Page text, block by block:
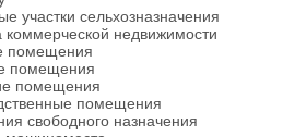
участки сельхозназначения
коммерческой недвижимости
помещения
помещения
помещения
помещения
свободного назначения